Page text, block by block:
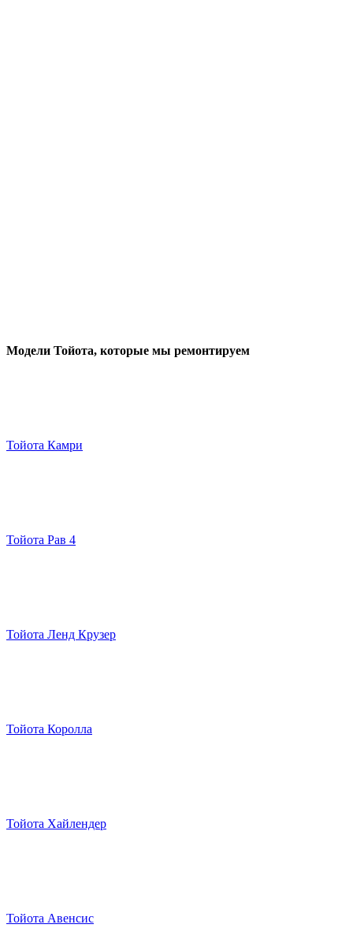
Модели Тойота, которые мы ремонтируем
Тойота Камри
Тойота Рав 4
Тойота Ленд Крузер
Тойота Королла
Тойота Хайлендер
Тойота Авенсис